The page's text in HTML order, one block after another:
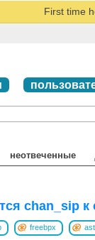
First time
неотвеченные
chan_sip к
freebpx